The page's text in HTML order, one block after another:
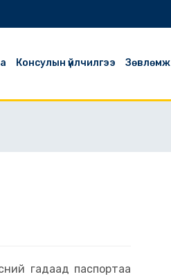
Консулын үйлчилгээ Зөвлөмж
гадаад паспортаа